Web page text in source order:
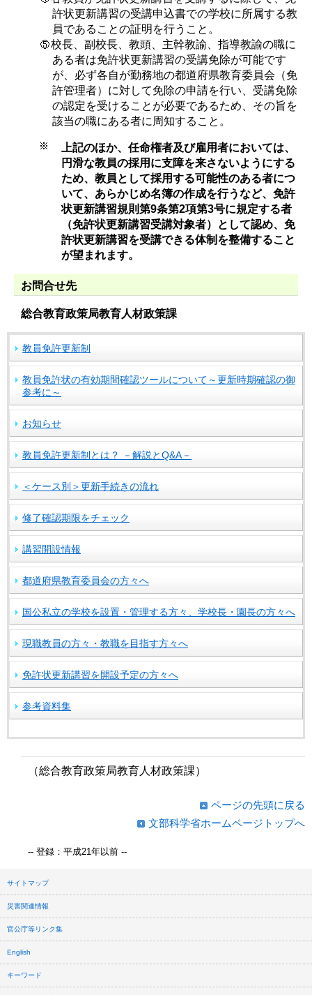
許状更新講習の受講申込書での学校に所属する教
員であることの証明を行うこと。
校長、副校長、教頭、主幹教諭、指導教諭の職に
ある者は免許状更新講習の受講免除が可能です
が、必ず各自が勤務地の都道府県教育委員会（免
許管理者）に対して免除の申請を行い、受講免除
の認定を受けることが必要であるため、その旨を
該当の職にある者に周知すること。
上記のほか、任命権者及び雇用者においては、
円滑な教員の採用に支障を来さないようにする
ため、教員として採用する可能性のある者につ
いて、あらかじめ名簿の作成を行うなど、免許
状更新講習規則第9条第2項第3号に規定する者
（免許状更新講習受講対象者）として認め、免
許状更新講習を受講できる体制を整備すること
が望まれます。
お問合せ先
総合教育政策局教育人材政策課
教員免許更新制
教員免許状の有効期間確認ツールについて～更新時期確認の御
参考に～
お知らせ
教員免許更新制とは？ －解説とQ&A－
＜ケース別＞更新手続きの流れ
修了確認期限をチェック
講習開設情報
都道府県教育委員会の方々へ
国公私立の学校を設置・管理する方々、学校長・園長の方々へ
現職教員の方々・教職を目指す方々へ
免許状更新講習を開設予定の方々へ
参考資料集
（総合教育政策局教育人材政策課）
ページの先頭に戻る
文部科学省ホームページトップへ
-- 登録：平成21年以前 --
サイトマップ
災害関連情報
官公庁等リンク集
English
キーワード